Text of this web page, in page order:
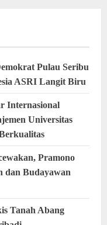
Pulau Seribu
ASRI Langit Biru
Internasional
Universitas
Pramono
dan Budayawan
Tanah Abang